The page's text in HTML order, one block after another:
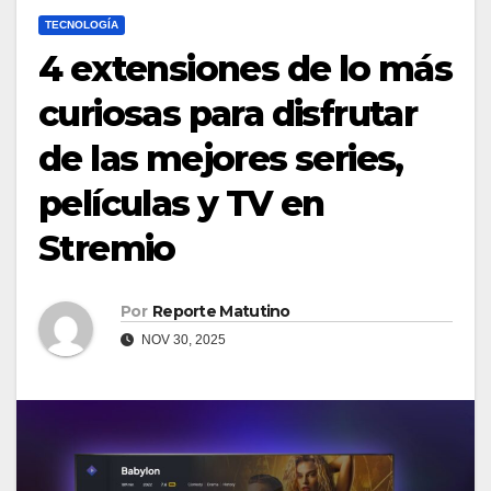
TECNOLOGÍA
4 extensiones de lo más
curiosas para disfrutar
de las mejores series,
películas y TV en
Stremio
Por Reporte Matutino
NOV 30, 2025